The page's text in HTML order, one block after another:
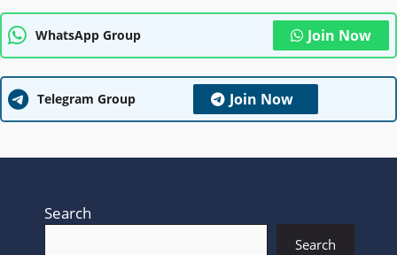
WhatsApp Group Join Now
Telegram Group Join Now
Search
Search